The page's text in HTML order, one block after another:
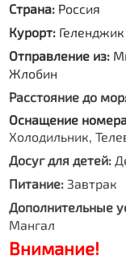
Страна: Россия
Курорт: Геленджик
Отправление из:
Жлобин
Расстояние до
Оснащение
Холодильник,
Досуг для детей:
Питание: Завтрак
Дополнительные
Мангал
Внимание!